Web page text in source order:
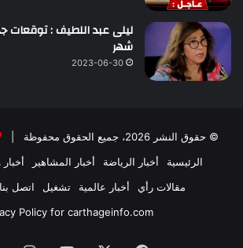
ليلى عبد اللطيف : توقعات
شهر
2023-06-30
© حقوق النشر 2026، جميع الحقوق محفوظة |
الرئيسية
أخبار الرياضة أخبار المشاهير
مقالات رأي
أخبار عالمية تشغيل اتصل بنا
Policy for carthageinfo.com